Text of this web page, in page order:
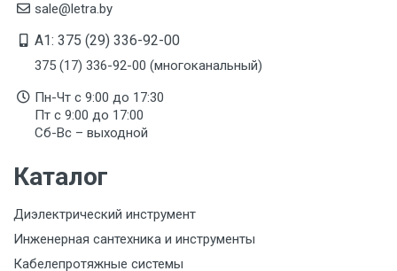
sale@letra.by
A1: 375 (29) 336-92-00
375 (17) 336-92-00 (многоканальный)
Пн-Чт с 9:00 до 17:30
Пт с 9:00 до 17:00
Сб-Вс – выходной
Каталог
Диэлектрический инструмент
Инженерная сантехника и инструменты
Кабелепротяжные системы